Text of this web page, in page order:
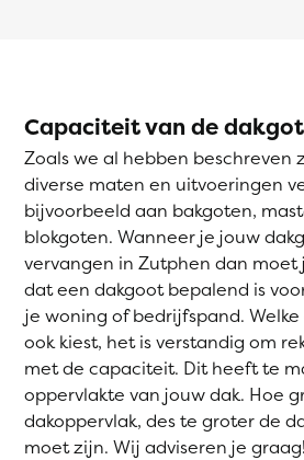
Capaciteit van de
Zoals we al hebben beschreven
diverse maten en uitvoeringen
bijvoorbeeld aan bakgoten,
blokgoten. Wanneer je jouw
vervangen in Zutphen dan moet
dat een dakgoot bepalend is
je woning of bedrijfspand.
ook kiest, het is verstandig om
met de capaciteit. Dit heeft te
oppervlakte van jouw dak. Hoe
dakoppervlak, des te groter de
moet zijn. Wij adviseren je graag!